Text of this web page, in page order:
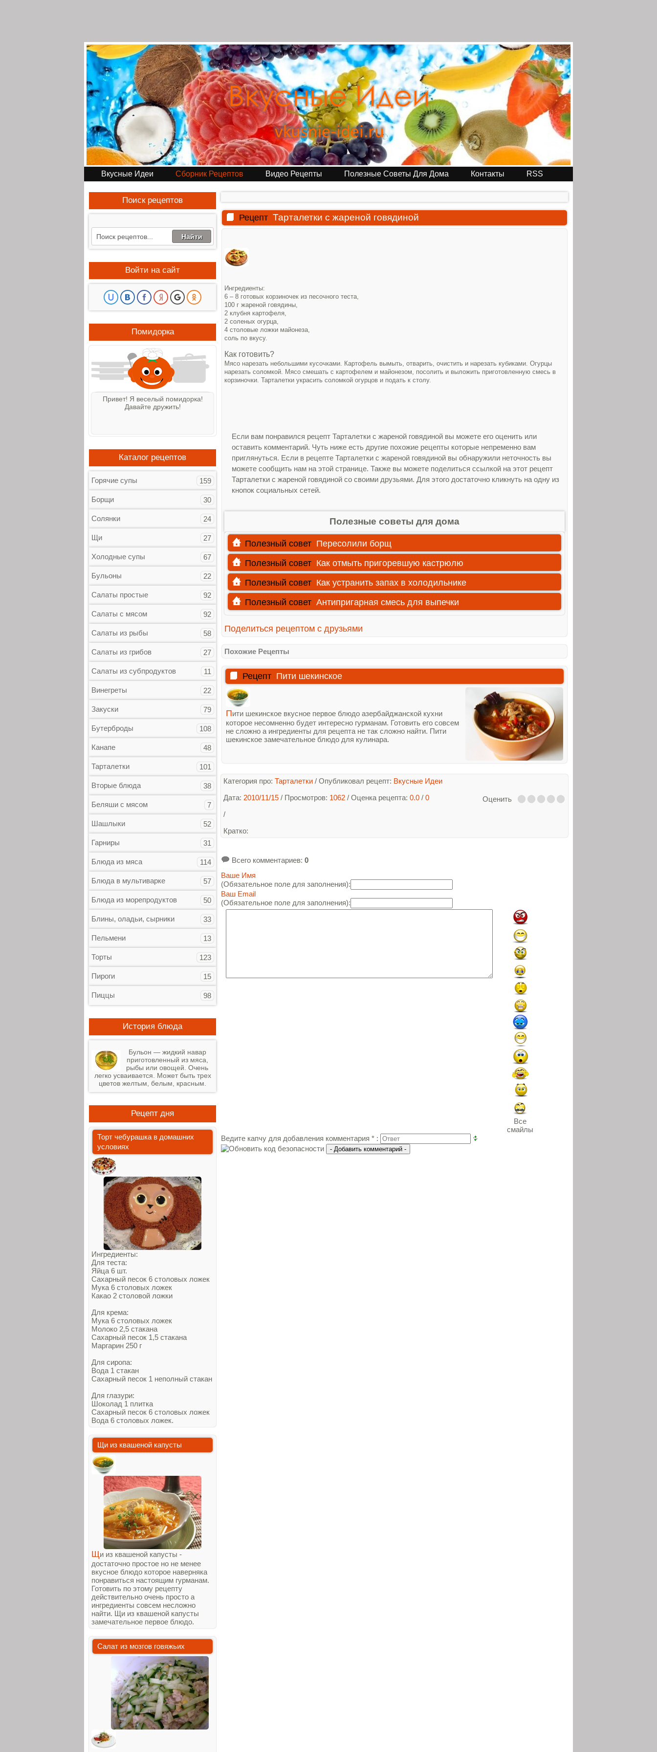
Вкусные Идеи Сборник Рецептов Видео Рецепты Полезные Советы Для Дома Контакты RSS
Рецепт Тарталетки с жареной говядиной
Ингредиенты:
6 – 8 готовых корзиночек из песочного теста,
100 г жареной говядины,
2 клубня картофеля,
2 соленых огурца,
4 столовые ложки майонеза,
соль по вкусу.
Как готовить?
Мясо нарезать небольшими кусочками. Картофель вымыть, отварить, очистить и нарезать кубиками. Огурцы
нарезать соломкой. Мясо смешать с картофелем и майонезом, посолить и выложить приготовленную смесь в
корзиночки. Тарталетки украсить соломкой огурцов и подать к столу.
Если вам понравился рецепт Тарталетки с жареной говядиной вы можете его оценить или
оставить комментарий. Чуть ниже есть другие похожие рецепты которые непременно вам
приглянуться. Если в рецепте Тарталетки с жареной говядиной вы обнаружили неточность вы
можете сообщить нам на этой странице. Также вы можете поделиться ссылкой на этот рецепт
Тарталетки с жареной говядиной со своими друзьями. Для этого достаточно кликнуть на одну из
кнопок социальных сетей.
Полезные советы для дома
Полезный совет Пересолили борщ
Полезный совет Как отмыть пригоревшую кастрюлю
Полезный совет Как устранить запах в холодильнике
Полезный совет Антипригарная смесь для выпечки
Поделиться рецептом с друзьями
Похожие Рецепты
Рецепт Пити шекинское
Пити шекинское вкусное первое блюдо азербайджанской кухни
которое несомненно будет интересно гурманам. Готовить его совсем
не сложно а ингредиенты для рецепта не так сложно найти. Пити
шекинское замечательное блюдо для кулинара.
Категория про: Тарталетки / Опубликовал рецепт: Вкусные Идеи
Дата: 2010/11/15 / Просмотров: 1062 / Оценка рецепта: 0.0 / 0
Оценить
/
Кратко:
Всего комментариев: 0
Ваше Имя
(Обязательное поле для заполнения):
Ваш Email
(Обязательное поле для заполнения):
Все
смайлы
Ведите капчу для добавления комментария * :
Поиск рецептов
Войти на сайт
Помидорка
Привет! Я веселый помидорка!
Давайте дружить!
Каталог рецептов
Горячие супы 159
Борщи 30
Солянки 24
Щи 27
Холодные супы 67
Бульоны 22
Салаты простые 92
Салаты с мясом 92
Салаты из рыбы 58
Салаты из грибов 27
Салаты из субпродуктов 11
Винегреты 22
Закуски 79
Бутерброды 108
Канапе 48
Тарталетки 101
Вторые блюда 38
Беляши с мясом 7
Шашлыки 52
Гарниры 31
Блюда из мяса 114
Блюда в мультиварке 57
Блюда из морепродуктов 50
Блины, оладьи, сырники 33
Пельмени 13
Торты 123
Пироги 15
Пиццы 98
История блюда
Бульон — жидкий навар
приготовленный из мяса,
рыбы или овощей. Очень
легко усваивается. Может быть трех
цветов желтым, белым, красным.
Рецепт дня
Торт чебурашка в домашних
условиях
Ингредиенты:
Для теста:
Яйца 6 шт.
Сахарный песок 6 столовых ложек
Мука 6 столовых ложек
Какао 2 столовой ложки
Для крема:
Мука 6 столовых ложек
Молоко 2,5 стакана
Сахарный песок 1,5 стакана
Маргарин 250 г
Для сиропа:
Вода 1 стакан
Сахарный песок 1 неполный стакан
Для глазури:
Шоколад 1 плитка
Сахарный песок 6 столовых ложек
Вода 6 столовых ложек.
Щи из квашеной капусты
Щи из квашеной капусты -
достаточно простое но не менее
вкусное блюдо которое наверняка
понравиться настоящим гурманам.
Готовить по этому рецепту
действительно очень просто а
ингредиенты совсем несложно
найти. Щи из квашеной капусты
замечательное первое блюдо.
Салат из мозгов говяжьих